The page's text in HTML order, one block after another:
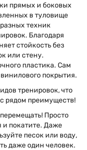
прямых и боковых
в туловище
техник
Благодаря
стойкость без
или стену.
пластика. Сам
покрытия.
тренировок, что
рядом преимуществ!
Просто
и покатите. Даже
песок или воду,
даже один человек.